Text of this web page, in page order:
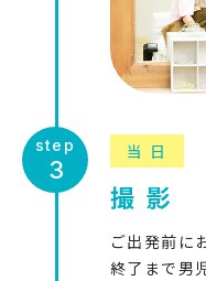
当日
撮影
ご出発前に
終了まで男